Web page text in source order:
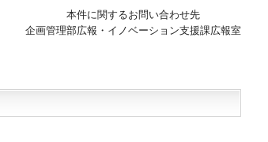
本件に関するお問い合わせ先
企画管理部広報・イノベーション支援課広報室